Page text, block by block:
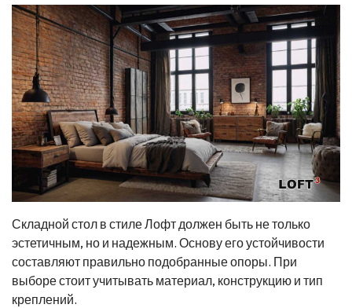
Складной стол в стиле Лофт должен быть не только
эстетичным, но и надежным. Основу его устойчивости
составляют правильно подобранные опоры. При
выборе стоит учитывать материал, конструкцию и тип
креплений.